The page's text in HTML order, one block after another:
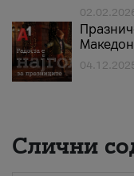
Слични